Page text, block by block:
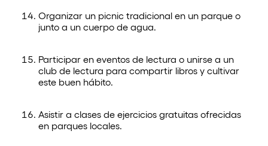
Organizar un picnic tradicional en un parque o
junto a un cuerpo de agua.
Participar en eventos de lectura o unirse a un
club de lectura para compartir libros y cultivar
este buen hábito.
Asistir a clases de ejercicios gratuitas ofrecidas
en parques locales.